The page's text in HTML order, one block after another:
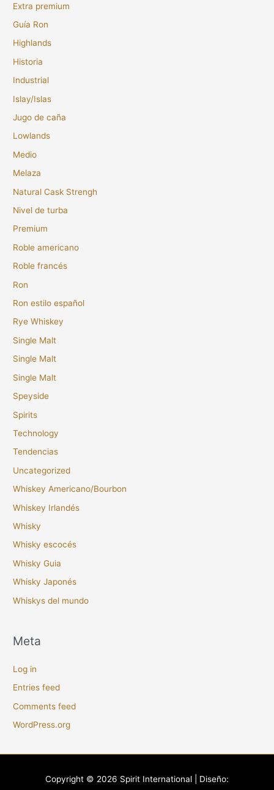
Extra premium
Guía Ron
Highlands
Historia
Industrial
Islay/Islas
Jugo de caña
Lowlands
Medio
Melaza
Natural Cask Strengh
Nivel de turba
Premium
Roble americano
Roble francés
Ron
Ron estilo español
Rye Whiskey
Single Malt
Single Malt
Single Malt
Speyside
Spirits
Technology
Tendencias
Uncategorized
Whiskey Americano/Bourbon
Whiskey Irlandés
Whisky
Whisky escocés
Whisky Guia
Whisky Japonés
Whiskys del mundo
Meta
Log in
Entries feed
Comments feed
WordPress.org
Copyright © 2026 Spirit International | Diseño: